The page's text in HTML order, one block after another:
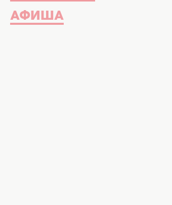
АФИША